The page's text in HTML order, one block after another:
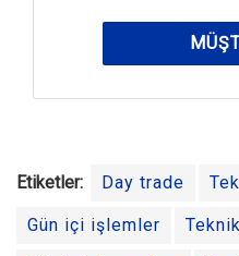
Etiketler: Day trade
Gün içi işlemler